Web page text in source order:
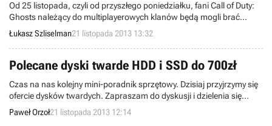
Od 25 listopada, czyli od przyszłego poniedziałku, fani Call of Duty:
Ghosts należący do multiplayerowych klanów będą mogli brać
udział w metagrze Wojny Klanów. Dostęp do mapy tego trybu będzie
dostępny z poziomu darmowej aplikacji mobilnej.
Łukasz Szliselman21 listopada 2013 13:32
Polecane dyski twarde HDD i SSD do 700zł
Czas na nas kolejny mini-poradnik sprzętowy. Dzisiaj przyjrzymy się
ofercie dysków twardych. Zapraszam do dyskusji i dzielenia się
swoimi spostrzeżeniami pod tekstem.
Paweł Orzoł21 listopada 2013 12:14